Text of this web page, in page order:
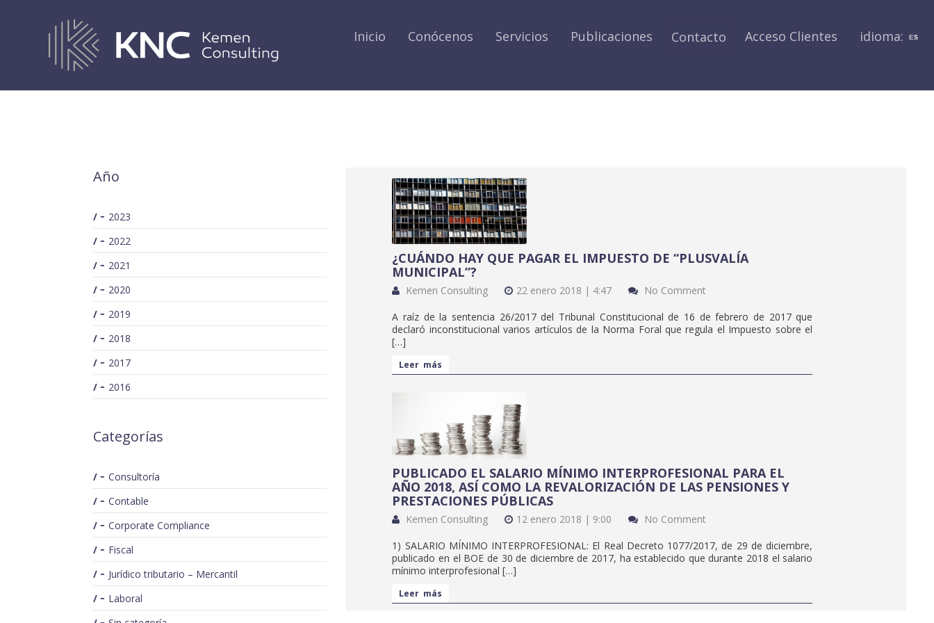
Inicio Conócenos Servicios Publicaciones Contacto Acceso Clientes idioma:
Año
2023
2022
2021
2020
2019
2018
2017
2016
Categorías
Consultoría
Contable
Corporate Compliance
Fiscal
Jurídico tributario – Mercantil
Laboral
¿CUÁNDO HAY QUE PAGAR EL IMPUESTO DE “PLUSVALÍA
MUNICIPAL”?
Kemen Consulting 22 enero 2018 | 4:47
No Comment
A raíz de la sentencia 26/2017 del Tribunal Constitucional de 16 de febrero de 2017 que
declaró inconstitucional varios artículos de la Norma Foral que regula el Impuesto sobre el
[…]
Leer más
PUBLICADO EL SALARIO MÍNIMO INTERPROFESIONAL PARA EL
AÑO 2018, ASÍ COMO LA REVALORIZACIÓN DE LAS PENSIONES Y
PRESTACIONES PÚBLICAS
Kemen Consulting 12 enero 2018 | 9:00
No Comment
1) SALARIO MÍNIMO INTERPROFESIONAL: El Real Decreto 1077/2017, de 29 de diciembre,
publicado en el BOE de 30 de diciembre de 2017, ha establecido que durante 2018 el salario
mínimo interprofesional […]
Leer más